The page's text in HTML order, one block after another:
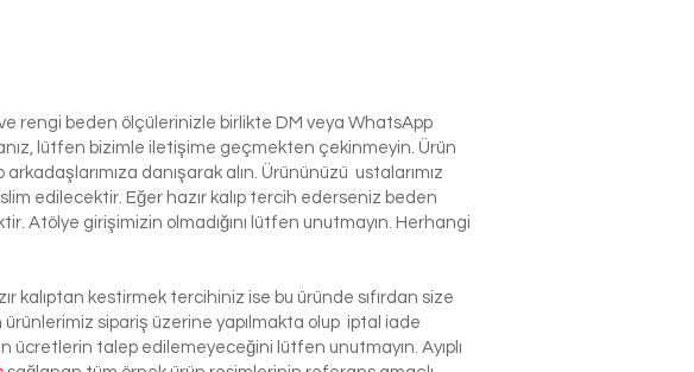
rengi beden ölçülerinizle birlikte DM veya WhatsApp
lütfen bizimle iletişime geçmekten çekinmeyin. Ürün
danışarak alın. Ürününüzü ustalarımız
edilecektir. Eğer hazır kalıp tercih ederseniz beden
Atölye girişimizin olmadığını lütfen unutmayın. Herhangi
kalıptan kestirmek tercihiniz ise bu üründe sıfırdan size
ürünlerimiz sipariş üzerine yapılmakta olup iptal iade
talep edilemeyeceğini lütfen unutmayın. Ayıplı